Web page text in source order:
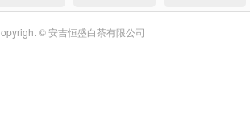
© 安吉恒盛白茶有限公司